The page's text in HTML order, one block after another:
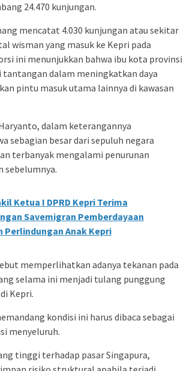
24.470 kunjungan.
mencatat 4.030 kunjungan atau sekitar
wisman yang masuk ke Kepri pada
ini menunjukkan bahwa ibu kota provinsi
tantangan dalam meningkatkan daya
pintu masuk utama lainnya di kawasan
dalam keterangannya
sebagian besar dari sepuluh negara
terbanyak mengalami penurunan
sebelumnya.
Ketua I DPRD Kepri Terima
Savemigran Pemberdayaan
Perlindungan Anak Kepri
memperlihatkan adanya tekanan pada
selama ini menjadi tulang punggung
Kepri.
kondisi ini harus dibaca sebagai
menyeluruh.
tinggi terhadap pasar Singapura,